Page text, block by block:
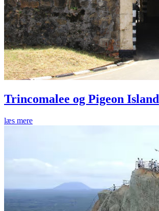
Trincomalee og Pigeon Island
læs mere